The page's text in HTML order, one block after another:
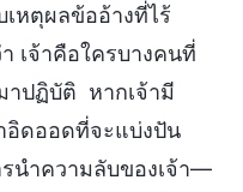
หตุผลข้ออ้างที่ไร้
เจ้าคือใครบางคนที่
าปฏิบัติ หากเจ้ามี
อิดออดที่จะแบ่งปัน
นำความลับของเจ้า—